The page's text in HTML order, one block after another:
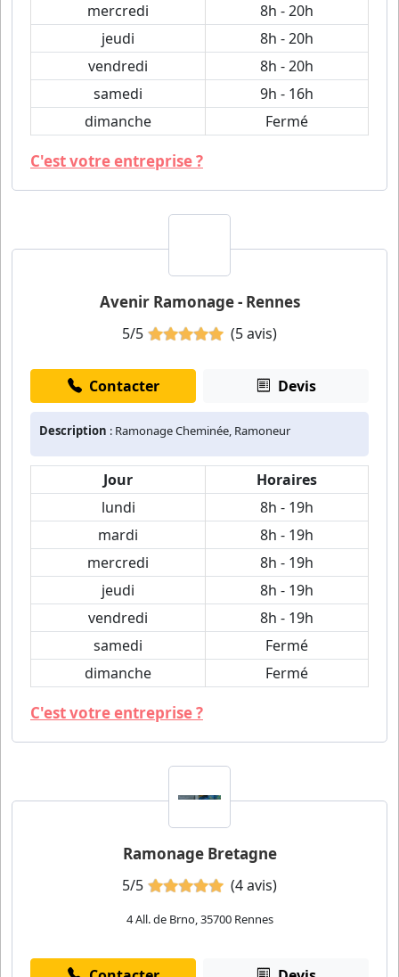
mercredi
8h - 20h
jeudi
8h - 20h
vendredi
8h - 20h
samedi
9h - 16h
dimanche
Fermé
C'est votre entreprise ?
Avenir Ramonage - Rennes
5/5 (5 avis)
Contacter Devis
Description : Ramonage Cheminée, Ramoneur
Jour
Horaires
lundi
8h - 19h
mardi
8h - 19h
mercredi
8h - 19h
jeudi
8h - 19h
vendredi
8h - 19h
samedi
Fermé
dimanche
Fermé
C'est votre entreprise ?
Ramonage Bretagne
5/5 (4 avis)
4 All. de Brno, 35700 Rennes